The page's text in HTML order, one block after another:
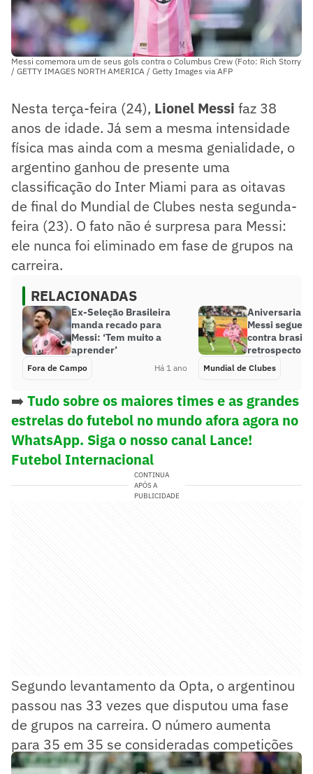
Messi comemora um de seus gols contra o Columbus Crew (Foto: Rich Storry
/ GETTY IMAGES NORTH AMERICA / Getty Images via AFP
Nesta terça-feira (24), Lionel Messi faz 38
anos de idade. Já sem a mesma intensidade
física mas ainda com a mesma genialidade, o
argentino ganhou de presente uma
classificação do Inter Miami para as oitavas
de final do Mundial de Clubes nesta segunda-
feira (23). O fato não é surpresa para Messi:
ele nunca foi eliminado em fase de grupos na
carreira.
RELACIONADAS
Ex-Seleção Brasileira
manda recado para
Messi: ‘Tem muito a
aprender’
Fora de Campo Há 1 ano
Messi segue
contra
retrospecto
Mundial de Clubes
➡️ Tudo sobre os maiores times e as grandes
estrelas do futebol no mundo afora agora no
WhatsApp. Siga o nosso canal Lance!
Futebol Internacional
CONTINUA
APÓS A
PUBLICIDADE
Segundo levantamento da Opta, o argentinou
passou nas 33 vezes que disputou uma fase
de grupos na carreira. O número aumenta
para 35 em 35 se consideradas competições
de base da seleção argentina.